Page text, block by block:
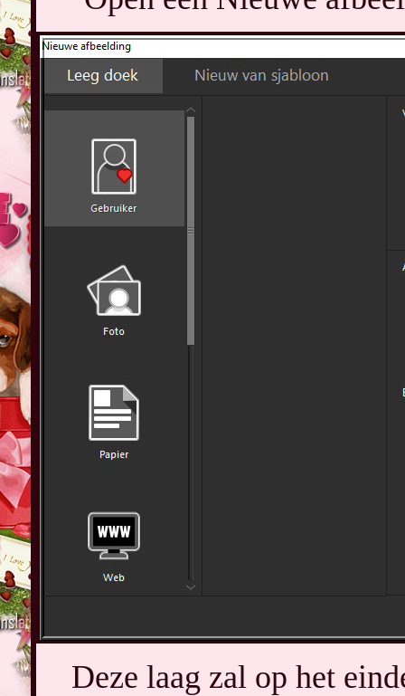
Deze laag zal op het